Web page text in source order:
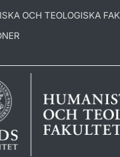
OCH TEOLOGISKA